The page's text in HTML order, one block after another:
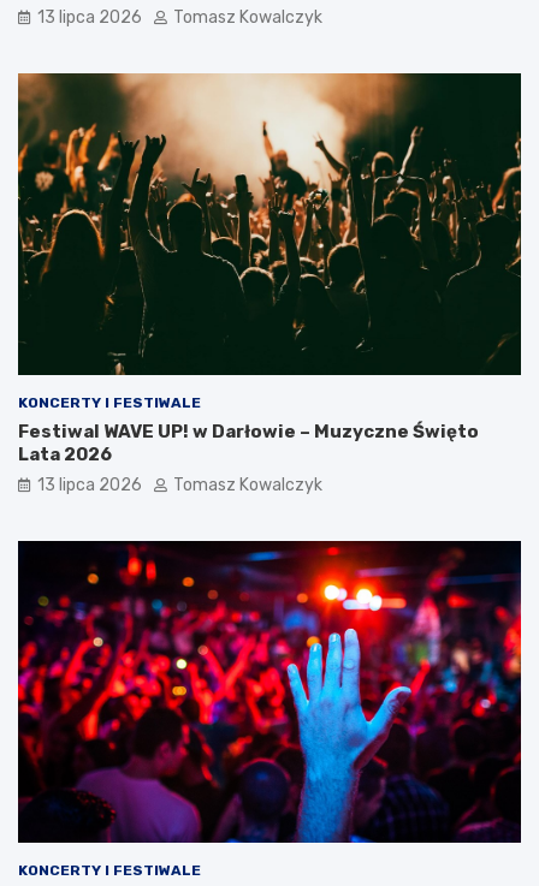
13 lipca 2026 Tomasz Kowalczyk
KONCERTY I FESTIWALE
Festiwal WAVE UP! w Darłowie – Muzyczne Święto
Lata 2026
13 lipca 2026 Tomasz Kowalczyk
KONCERTY I FESTIWALE